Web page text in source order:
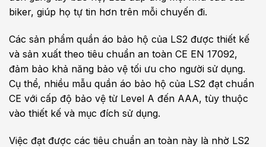
biker, giúp họ tự tin hơn trên mỗi chuyến đi.
Các sản phẩm quần áo bảo hộ của LS2 được thiết kế
và sản xuất theo tiêu chuẩn an toàn CE EN 17092,
đảm bảo khả năng bảo vệ tối ưu cho người sử dụng.
Cụ thể, nhiều mẫu quần áo bảo hộ của LS2 đạt chuẩn
CE với cấp độ bảo vệ từ Level A đến AAA, tùy thuộc
vào thiết kế và mục đích sử dụng.
Việc đạt được các tiêu chuẩn an toàn này là nhờ LS2